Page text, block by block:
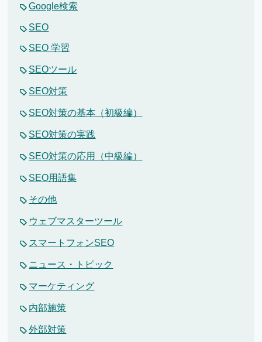
Google検索
SEO
SEO 学習
SEOツール
SEO対策
SEO対策の基本（初級編）
SEO対策の実践
SEO対策の応用（中級編）
SEO用語集
その他
ウェブマスターツール
スマートフォンSEO
ニュース・トピック
マーケティング
内部施策
外部対策